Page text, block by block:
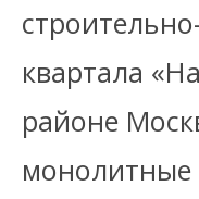
квартала
районе
монолитные